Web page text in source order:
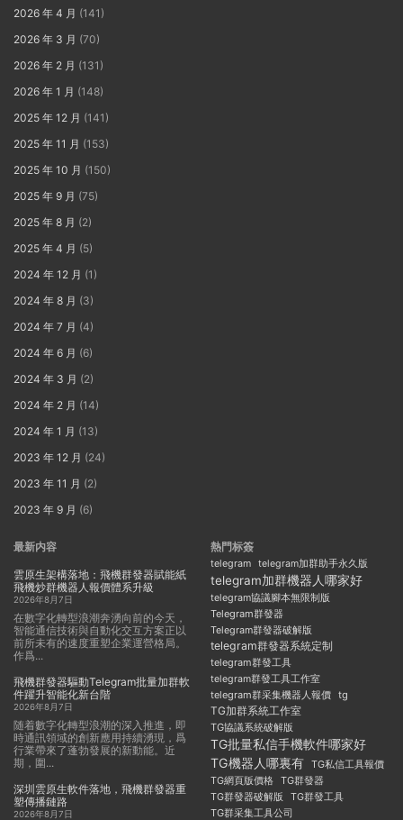
2026 年 4 月 (141)
2026 年 3 月 (70)
2026 年 2 月 (131)
2026 年 1 月 (148)
2025 年 12 月 (141)
2025 年 11 月 (153)
2025 年 10 月 (150)
2025 年 9 月 (75)
2025 年 8 月 (2)
2025 年 4 月 (5)
2024 年 12 月 (1)
2024 年 8 月 (3)
2024 年 7 月 (4)
2024 年 6 月 (6)
2024 年 3 月 (2)
2024 年 2 月 (14)
2024 年 1 月 (13)
2023 年 12 月 (24)
2023 年 11 月 (2)
2023 年 9 月 (6)
最新内容
雲原生架構落地：飛機群發器賦能紙
飛機炒群機器人報價體系升級
2026年8月7日
在數字化轉型浪潮奔湧向前的今天，
智能通信技術與自動化交互方案正以
前所未有的速度重塑企業運營格局。
作爲...
飛機群發器驅動Telegram批量加群軟
件躍升智能化新台階
2026年8月7日
随着數字化轉型浪潮的深入推進，即
時通訊領域的創新應用持續湧現，爲
行業帶來了蓬勃發展的新動能。近
期，圍...
深圳雲原生軟件落地，飛機群發器重
塑傳播鏈路
2026年8月7日
熱門标簽
telegram telegram加群助手永久版
telegram加群機器人哪家好
telegram協議腳本無限制版
Telegram群發器
Telegram群發器破解版
telegram群發器系統定制
telegram群發工具
telegram群發工具工作室
telegram群采集機器人報價 tg
TG加群系統工作室
TG協議系統破解版
TG批量私信手機軟件哪家好
TG機器人哪裏有
TG私信工具報價
TG網頁版價格
TG群發器
TG群發器破解版
TG群發工具
TG群采集工具公司